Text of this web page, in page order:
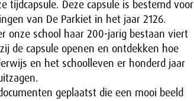
tijdcapsule. Deze capsule is bestemd voor
van De Parkiet in het jaar 2126.
onze school haar 200-jarig bestaan viert
de capsule openen en ontdekken hoe
en het schoolleven er honderd jaar
geplaatst die een mooi beeld